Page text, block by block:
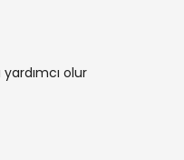
olur